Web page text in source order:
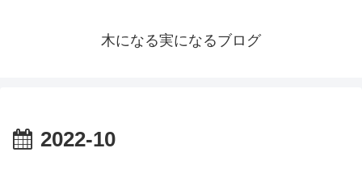
木になる実になるブログ
2022-10